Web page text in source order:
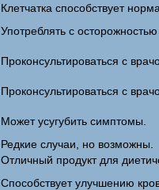
Клетчатка способствует
Употреблять с
Проконсультироваться с
Проконсультироваться с
Может усугубить симптомы.
Редкие случаи, но возможны.
Отличный продукт для
Способствует улучшению